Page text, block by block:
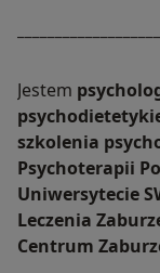
Jestem
szkolenia
Psychoterapii
Uniwersytecie
Leczenia
Centrum